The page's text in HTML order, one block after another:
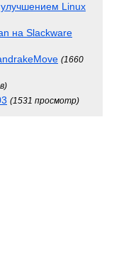
Linux
на Slackware
(1660
(1531 просмотр)